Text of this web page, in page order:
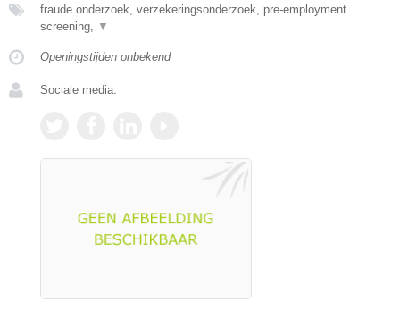
fraude onderzoek, verzekeringsonderzoek, pre-employment
screening,
▼
Openingstijden onbekend
Sociale media: